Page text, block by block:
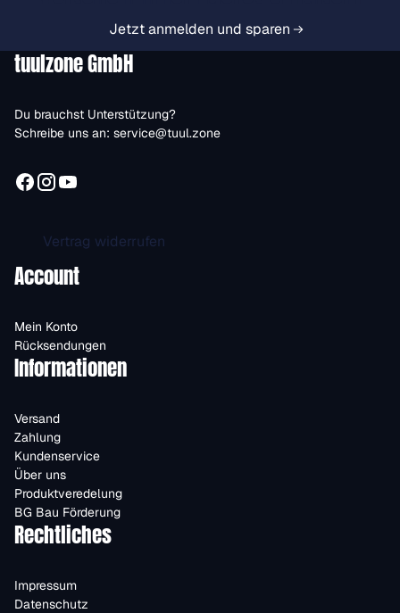
Jetzt anmelden und sparen
tuulzone GmbH
Du brauchst Unterstützung?
Schreibe uns an: service@tuul.zone
Vertrag widerrufen
Account
Mein Konto
Rücksendungen
Informationen
Versand
Zahlung
Kundenservice
Über uns
Produktveredelung
BG Bau Förderung
Rechtliches
Impressum
Datenschutz